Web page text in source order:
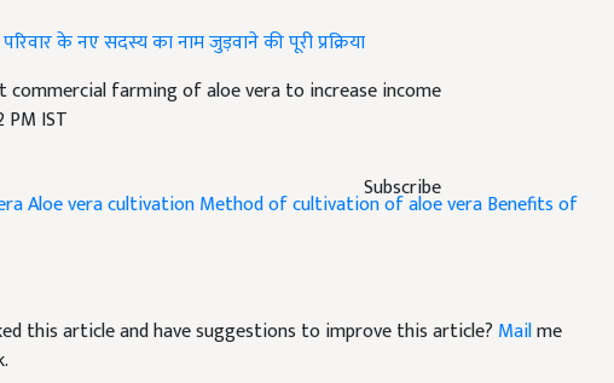
Subscribe
के नए सदस्य का नाम जुड़वाने की पूरी प्रक्रिया
commercial farming of aloe vera to increase income
PM IST
Aloe vera cultivationMethod of cultivation of aloe veraBenefits of
this article and have suggestions to improve this article? Mailme